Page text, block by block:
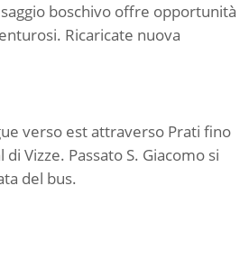
boschivo offre opportunità
Ricaricate nuova
verso est attraverso Prati fino
Vizze. Passato S. Giacomo si
del bus.